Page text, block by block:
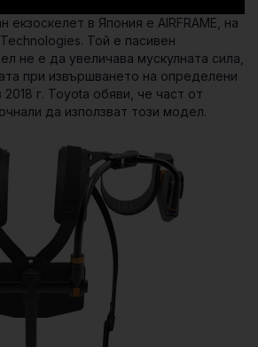
екзоскелет в Япония е AIRFRAME, на
Той е пасивен
не е да увеличава мускулната сила,
при извършването на определени
г. Toyota обяви, че част от
да използват този модел.